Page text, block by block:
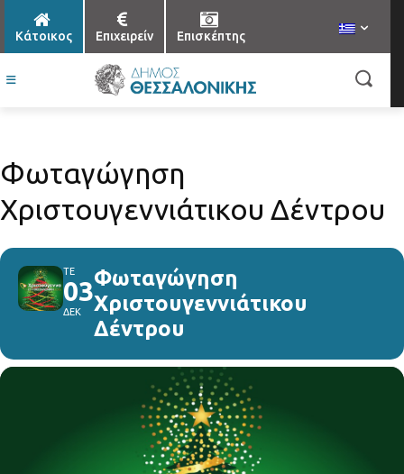
Κάτοικος Επιχειρείν Επισκέπτης
Φωταγώγηση
Χριστουγεννιάτικου Δέντρου
ΤΕ
03
ΔΕΚ
Φωταγώγηση
Χριστουγεννιάτικου
Δέντρου